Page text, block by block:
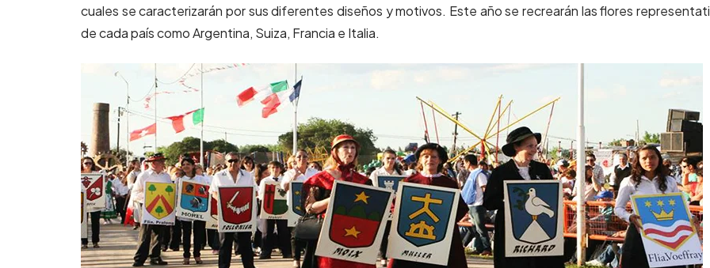
cuales se caracterizarán por sus diferentes diseños y motivos. Este año se recrearán las flores
de cada país como Argentina, Suiza, Francia e Italia.